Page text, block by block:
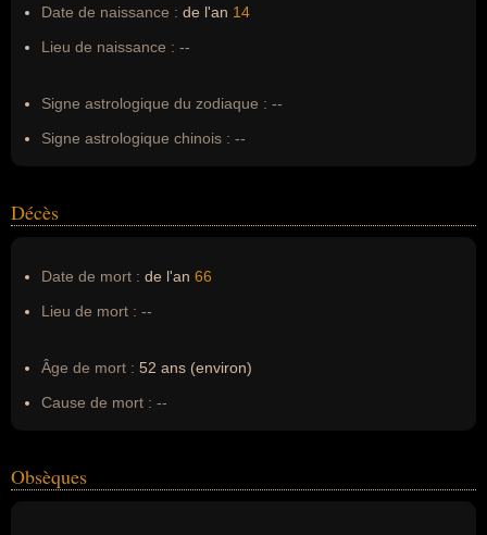
Date de naissance : de l'an 14
Lieu de naissance : --
Signe astrologique du zodiaque : --
Signe astrologique chinois : --
Décès
Date de mort : de l'an 66
Lieu de mort : --
Âge de mort : 52 ans (environ)
Cause de mort : --
Obsèques